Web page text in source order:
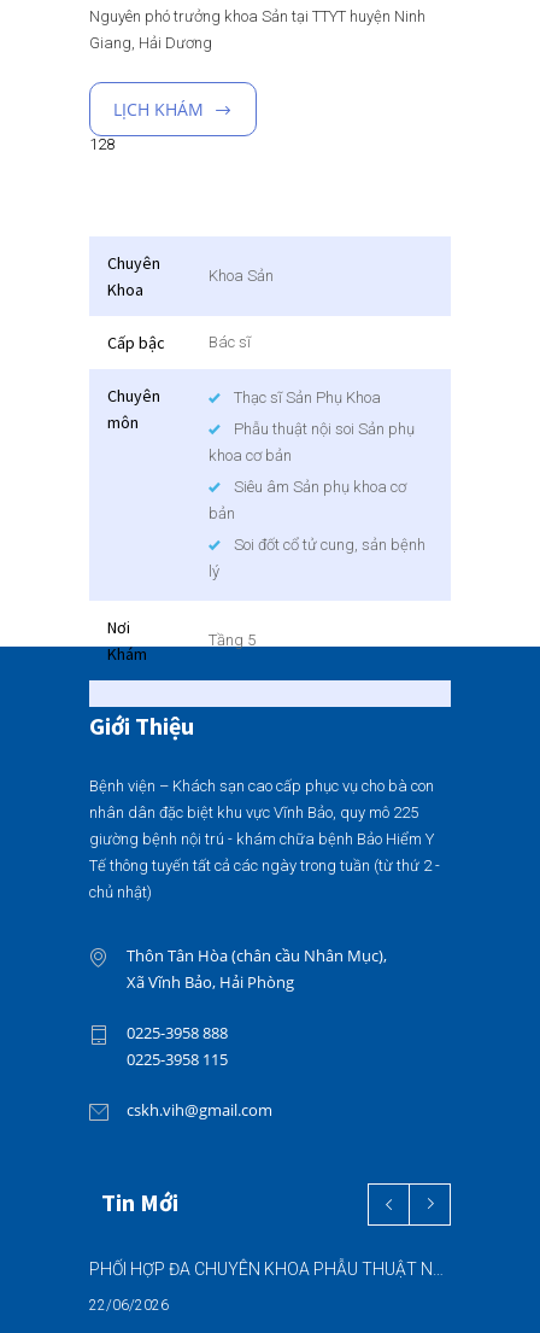
Nguyên phó trưởng khoa Sản tại TTYT huyện Ninh
Giang, Hải Dương
LỊCH KHÁM
128
Chuyên
Khoa
Khoa Sản
Cấp bậc Bác sĩ
Chuyên
môn
Thạc sĩ Sản Phụ Khoa
Phẫu thuật nội soi Sản phụ
khoa cơ bản
Siêu âm Sản phụ khoa cơ
bản
Soi đốt cổ tử cung, sản bệnh
lý
Nơi
Khám
Tầng 5
Giới Thiệu
Bệnh viện – Khách sạn cao cấp phục vụ cho bà con
nhân dân đặc biệt khu vực Vĩnh Bảo, quy mô 225
giường bệnh nội trú - khám chữa bệnh Bảo Hiểm Y
Tế thông tuyến tất cả các ngày trong tuần (từ thứ 2 -
chủ nhật)
Thôn Tân Hòa (chân cầu Nhân Mục),
Xã Vĩnh Bảo, Hải Phòng
0225-3958 888
0225-3958 115
cskh.vih@gmail.com
Tin Mới
22/06/2026